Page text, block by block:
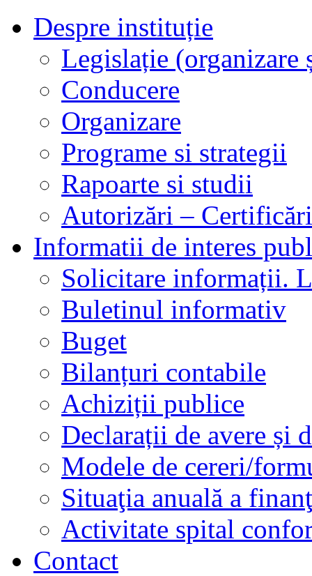
Despre instituție
Legislație
Conducere
Organizare
Programe si strategii
Rapoarte si studii
Autorizări –
Informatii de interes
Solicitare informații.
Buletinul informativ
Buget
Bilanțuri contabile
Achiziții publice
Declarații de avere și
Modele de cereri/
Situaţia anuală a
Activitate spital
Contact